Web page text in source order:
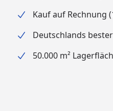
Kauf auf Rechnung
Deutschlands
50.000 m²